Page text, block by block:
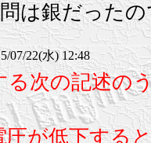
は銀だったの
22(水) 12:48
次の記述の
が低下する